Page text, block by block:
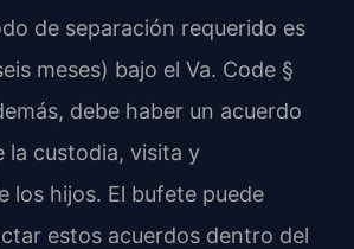
de separación requerido es
meses) bajo el Va. Code §
debe haber un acuerdo
la custodia, visita y
los hijos. El bufete puede
estos acuerdos dentro del